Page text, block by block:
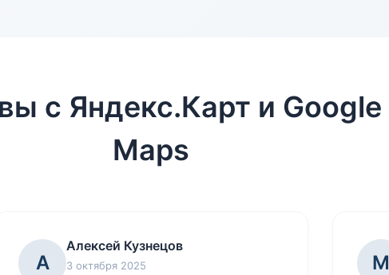
с Яндекс.Карт и Google
Maps
А
Алексей Кузнецов
3 октября 2025 М